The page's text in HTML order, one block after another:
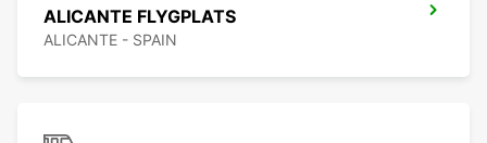
ALICANTE FLYGPLATS
ALICANTE - SPAIN